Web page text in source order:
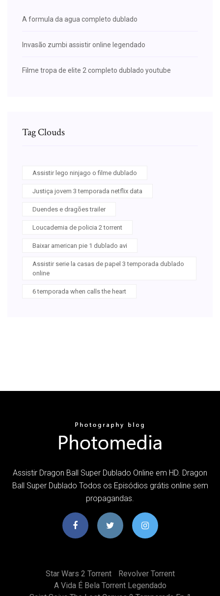
A formula da agua completo dublado
Invasão zumbi assistir online legendado
Filme tropa de elite 2 completo dublado youtube
Tag Clouds
Assistir lego ninjago o filme dublado
Justiça jovem 3 temporada netflix data
Duendes e dragões trailer
Loucademia de policia 2 torrent
Baixar american pie 1 dublado avi
Assistir serie la casas de papel 3 temporada dublado
online
6 temporada when calls the heart
Assistir Dragon Ball Super Dublado Online em HD. Dragon
Ball Super Dublado Todos os Episódios grátis online sem
propagandas.
Star Wars 2 Torrent
Revolver Torrent
A Vida É Bela Torrent Legendado